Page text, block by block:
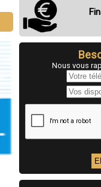
Nous vous